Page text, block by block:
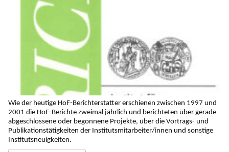
Wie der heutige HoF-Berichterstatter erschienen zwischen 1997 und
2001 die HoF-Berichte zweimal jährlich und berichteten über gerade
abgeschlossene oder begonnene Projekte, über die Vortrags- und
Publikationstätigkeiten der Institutsmitarbeiter/innen und sonstige
Institutsneuigkeiten.